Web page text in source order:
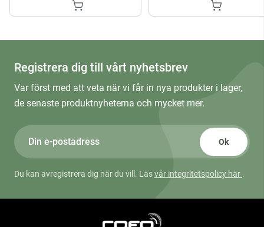
Registrera dig till vårt nyhetsbrev
Var först med att veta när vi får in nya produkter i lager,
de senaste produktnyheterna och mycket mer.
Ok
Du kan avregistrera dig när du vill. Läsvår integritetspolicy här .